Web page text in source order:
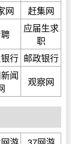
网 赶集网
应届生求
职
行 邮政银行
闻
观察网